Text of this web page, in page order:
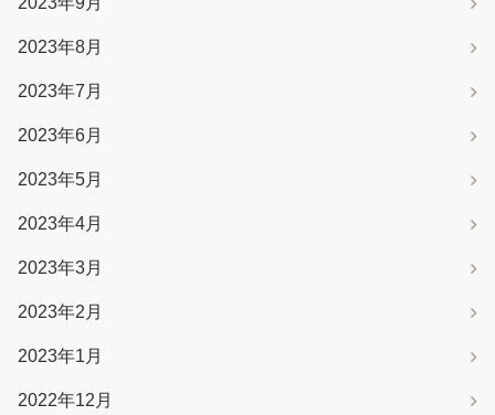
2023年8月
2023年7月
2023年6月
2023年5月
2023年4月
2023年3月
2023年2月
2023年1月
2022年12月